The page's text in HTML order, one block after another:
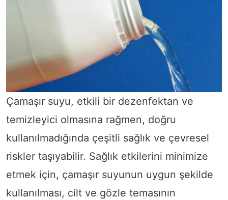
Çamaşır suyu, etkili bir dezenfektan ve
temizleyici olmasına rağmen, doğru
kullanılmadığında çeşitli sağlık ve çevresel
riskler taşıyabilir. Sağlık etkilerini minimize
etmek için, çamaşır suyunun uygun şekilde
kullanılması, cilt ve gözle temasının